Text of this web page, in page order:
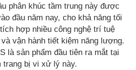
phân khúc tầm trung này được
đầu năm nay, cho khả năng tối
hợp nhiều công nghệ trí tuệ
vận hành tiết kiệm năng lượng.
là sản phẩm đầu tiên ra mắt tại
bị vi xử lý này.